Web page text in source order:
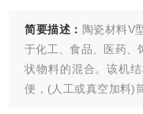
简要描述： 陶瓷材料V
于化工、食品、医药、
状物料的混合。该机
便，(人工或真空加料)